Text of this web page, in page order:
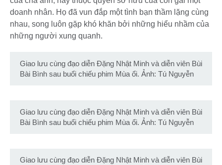
doanh nhân. Họ đã vun đắp một tình bạn thầm lặng cùng
nhau, song luôn gặp khó khăn bởi những hiểu nhầm của
những người xung quanh.
Giao lưu cùng đạo diễn Đặng Nhật Minh và diễn viên Bùi
Bài Bình sau buổi chiếu phim Mùa ổi. Ảnh: Tú Nguyễn
Giao lưu cùng đạo diễn Đặng Nhật Minh và diễn viên Bùi
Bài Bình sau buổi chiếu phim Mùa ổi. Ảnh: Tú Nguyễn
Giao lưu cùng đạo diễn Đặng Nhật Minh và diễn viên Bùi